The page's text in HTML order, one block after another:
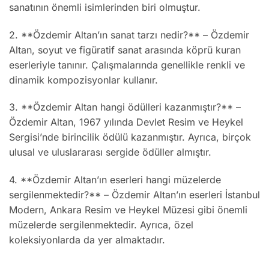
sanatının önemli isimlerinden biri olmuştur.
2. **Özdemir Altan’ın sanat tarzı nedir?** – Özdemir
Altan, soyut ve figüratif sanat arasında köprü kuran
eserleriyle tanınır. Çalışmalarında genellikle renkli ve
dinamik kompozisyonlar kullanır.
3. **Özdemir Altan hangi ödülleri kazanmıştır?** –
Özdemir Altan, 1967 yılında Devlet Resim ve Heykel
Sergisi’nde birincilik ödülü kazanmıştır. Ayrıca, birçok
ulusal ve uluslararası sergide ödüller almıştır.
4. **Özdemir Altan’ın eserleri hangi müzelerde
sergilenmektedir?** – Özdemir Altan’ın eserleri İstanbul
Modern, Ankara Resim ve Heykel Müzesi gibi önemli
müzelerde sergilenmektedir. Ayrıca, özel
koleksiyonlarda da yer almaktadır.